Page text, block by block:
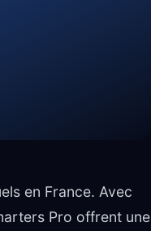
en France. Avec
Pro offrent une